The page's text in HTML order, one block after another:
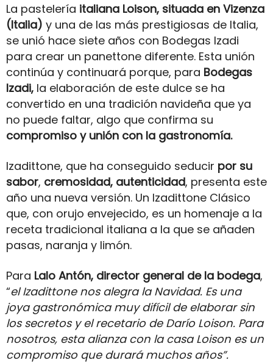
La pastelería italiana Loison, situada en Vizenza
(Italia) y una de las más prestigiosas de Italia,
se unió hace siete años con Bodegas Izadi
para crear un panettone diferente. Esta unión
continúa y continuará porque, para Bodegas
Izadi, la elaboración de este dulce se ha
convertido en una tradición navideña que ya
no puede faltar, algo que confirma su
compromiso y unión con la gastronomía.
Izadittone, que ha conseguido seducir por su
sabor, cremosidad, autenticidad, presenta este
año una nueva versión. Un Izadittone Clásico
que, con orujo envejecido, es un homenaje a la
receta tradicional italiana a la que se añaden
pasas, naranja y limón.
Para Lalo Antón, director general de la bodega,
“el Izadittone nos alegra la Navidad. Es una
joya gastronómica muy difícil de elaborar sin
los secretos y el recetario de Darío Loison. Para
nosotros, esta alianza con la casa Loison es un
compromiso que durará muchos años”.